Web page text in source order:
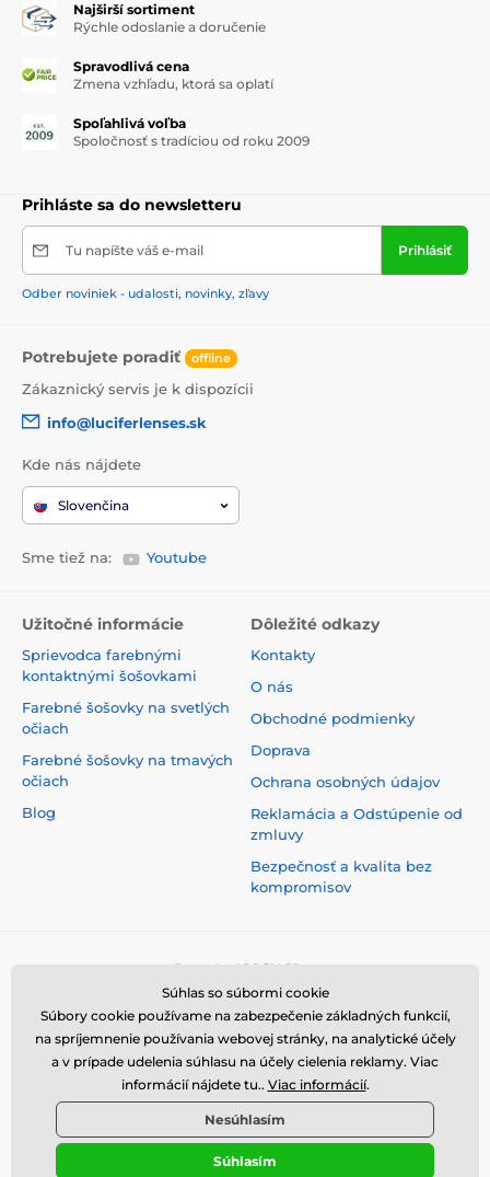
Najširší sortiment
Rýchle odoslanie a doručenie
Spravodlivá cena
Zmena vzhľadu, ktorá sa oplatí
Spoľahlivá voľba
Spoločnosť s tradíciou od roku 2009
Prihláste sa do newsletteru
Tu napíšte váš e-mail Prihlásiť
Odber noviniek - udalosti, novinky, zľavy
Potrebujete poradiť offline
Zákaznický servis je k dispozícii
info@luciferlenses.sk
Kde nás nájdete
Slovenčina
Sme tiež na: Youtube
Užitočné informácie
Sprievodca farebnými
kontaktnými šošovkami
Farebné šošovky na svetlých
očiach
Farebné šošovky na tmavých
očiach
Blog
Dôležité odkazy
Kontakty
O nás
Obchodné podmienky
Doprava
Ochrana osobných údajov
Reklamácia a Odstúpenie od
zmluvy
Bezpečnosť a kvalita bez
kompromisov
© 2026 www.luciferlenses.sk ⦁ E-shop vytvorila
Súhlas so súbormi cookie
Súbory cookie používame na zabezpečenie základných funkcií,
na spríjemnenie používania webovej stránky, na analytické účely
a v prípade udelenia súhlasu na účely cielenia reklamy. Viac
informácií nájdete tu.. Viac informácií.
Nesúhlasím
Súhlasím